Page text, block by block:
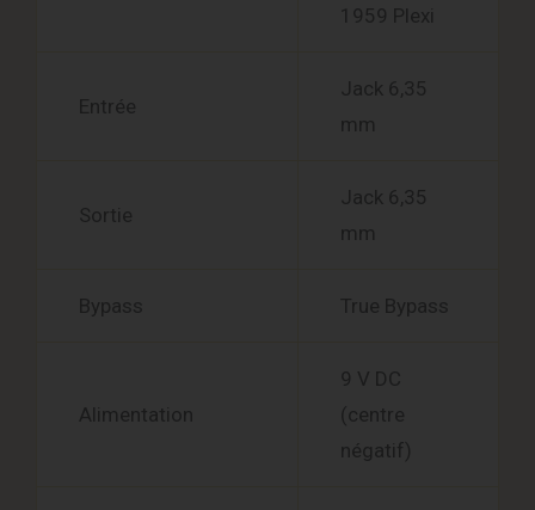
1959 Plexi
Entrée
Jack 6,35
mm
Sortie
Jack 6,35
mm
Bypass True Bypass
Alimentation
9 V DC
(centre
négatif)